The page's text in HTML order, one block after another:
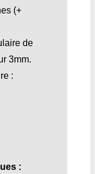
(+
de
3mm.
:
: